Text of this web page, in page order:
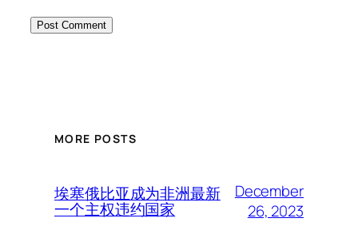
MORE POSTS
埃塞俄比亚成为非洲最新
一个主权违约国家
December
26, 2023